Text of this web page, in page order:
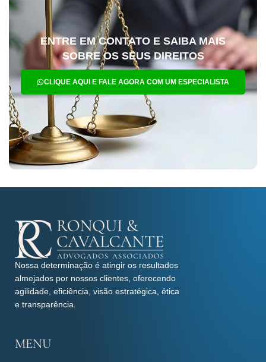
ENTRE EM CONTATO E SAIBA MAIS
SOBRE OS SEUS DIREITOS
CLIQUE AQUI E FALE AGORA COM UM ESPECIALISTA
Nossa determinação é atingir os resultados
almejados por nossos clientes, oferecendo
agilidade, eficiência, visão estratégica, ética
e transparência.
MENU